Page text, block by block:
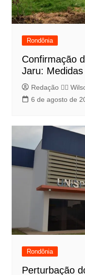
Rondônia
Confirmação
Jaru:
Redação 👨‍⚖️​
6 de agosto de
Rondônia
Perturbação